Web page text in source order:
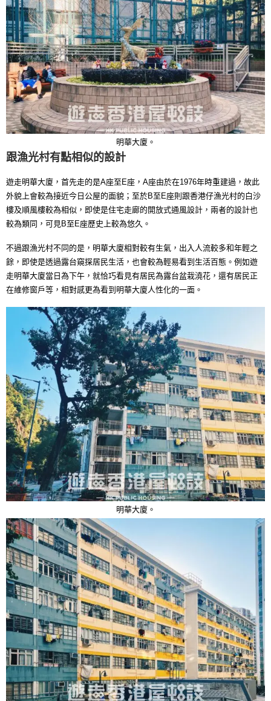
明華大廈。
跟漁光村有點相似的設計
遊走明華大廈，首先走的是A座至E座，A座由於在1976年時重建過，故此
外貌上會較為接近今日公屋的面貌；至於B至E座則跟香港仔漁光村的白沙
樓及順風樓較為相似，即使是住宅走廊的開放式通風設計，兩者的設計也
較為類同，可見B至E座歷史上較為悠久。
不過跟漁光村不同的是，明華大廈相對較有生氣，出入人流較多和年輕之
餘，即使是透過露台窺探居民生活，也會較為輕易看到生活百態。例如遊
走明華大廈當日為下午，就恰巧看見有居民為露台盆栽澆花，還有居民正
在維修窗戶等，相對感更為看到明華大廈人性化的一面。
明華大廈。